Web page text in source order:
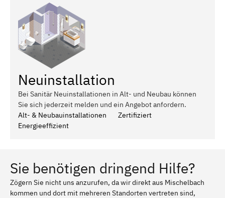
Neuinstallation
Bei Sanitär Neuinstallationen in Alt- und Neubau können
Sie sich jederzeit melden und ein Angebot anfordern.
Alt- & Neubauinstallationen
Zertifiziert
Energieeffizient
Sie benötigen dringend Hilfe?
Zögern Sie nicht uns anzurufen, da wir direkt aus Mischelbach
kommen und dort mit mehreren Standorten vertreten sind,